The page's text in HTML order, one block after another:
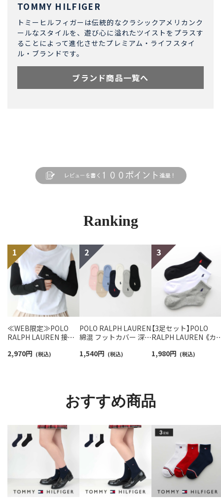
TOMMY HILFIGER
トミーヒルフィガーは伝統的なクラシックアメリカンク
ールなスタイルを、遊び心に溢れたツイストをプラスす
ることによって進化させたプレミアム・ライフスタイ
ル・ブランドです。
ブランド商品一覧へ
Ranking
≪WEB限定≫POLO
RALPH LAUREN 接触
ームカバー ＆ レッグウ
2,970円 (税込)
POLO RALPH LAUREN
綿混 フットカバー 深履
カバーソックス レディ
1,540円 (税込)
【3足セット】POLO
RALPH LAUREN 《カ
アーチサポート ワンポ
1,980円 (税込)
おすすめ商品